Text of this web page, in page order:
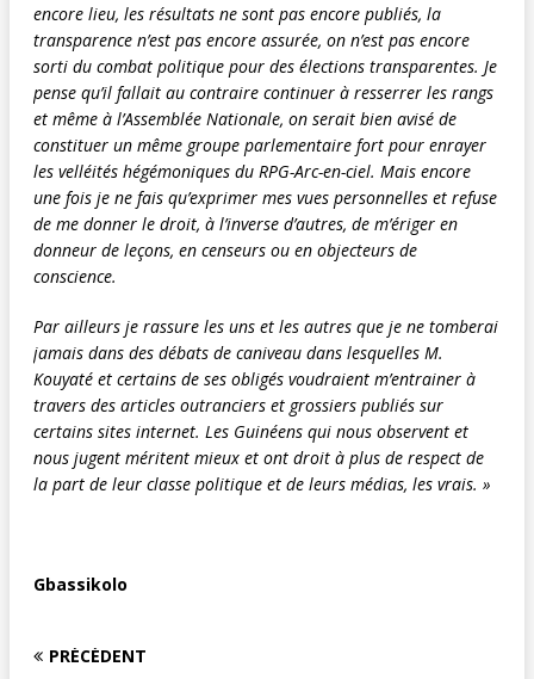
encore lieu, les résultats ne sont pas encore publiés, la
transparence n’est pas encore assurée, on n’est pas encore
sorti du combat politique pour des élections transparentes. Je
pense qu’il fallait au contraire continuer à resserrer les rangs
et même à l’Assemblée Nationale, on serait bien avisé de
constituer un même groupe parlementaire fort pour enrayer
les velléités hégémoniques du RPG-Arc-en-ciel. Mais encore
une fois je ne fais qu’exprimer mes vues personnelles et refuse
de me donner le droit, à l’inverse d’autres, de m’ériger en
donneur de leçons, en censeurs ou en objecteurs de
conscience.
Par ailleurs je rassure les uns et les autres que je ne tomberai
jamais dans des débats de caniveau dans lesquelles M.
Kouyaté et certains de ses obligés voudraient m’entrainer à
travers des articles outranciers et grossiers publiés sur
certains sites internet. Les Guinéens qui nous observent et
nous jugent méritent mieux et ont droit à plus de respect de
la part de leur classe politique et de leurs médias, les vrais. »
Gbassikolo
PRÉCÉDENT